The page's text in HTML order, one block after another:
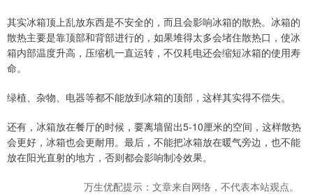
其实冰箱顶上乱放东西是不安全的，而且会影响冰箱的散热。冰箱的
散热主要是靠顶部和背部进行的，如果堆得太多会堵住散热口，使冰
箱内部温度升高，压缩机一直运转，不仅耗电还会缩短冰箱的使用寿
命。
绿植、杂物、电器等都不能放到冰箱的顶部，这样其实得不偿失。
还有，冰箱放在餐厅的时候，要离墙留出5-10厘米的空间，这样散热
会更好，冰箱也会更耐用。最后，不能把冰箱放在暖气旁边，也不能
放在阳光直射的地方，否则都会影响制冷效果。
万生优配提示：文章来自网络，不代表本站观点。